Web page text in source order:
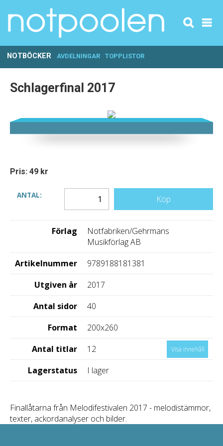
NOTBÖCKER AVDELNINGAR TOPPLISTOR
Schlagerfinal 2017
Pris: 49 kr
ANTAL: Köp
Förlag
Notfabriken/Gehrmans
Musikförlag AB
Artikelnummer
9789188181381
Utgiven år
2017
Antal sidor
40
Format
200x260
Antal titlar
12 Visa innehåll
Lagerstatus I lager
Finallåtarna från Melodifestivalen 2017 - melodistämmor,
texter, ackordanalyser och bilder.